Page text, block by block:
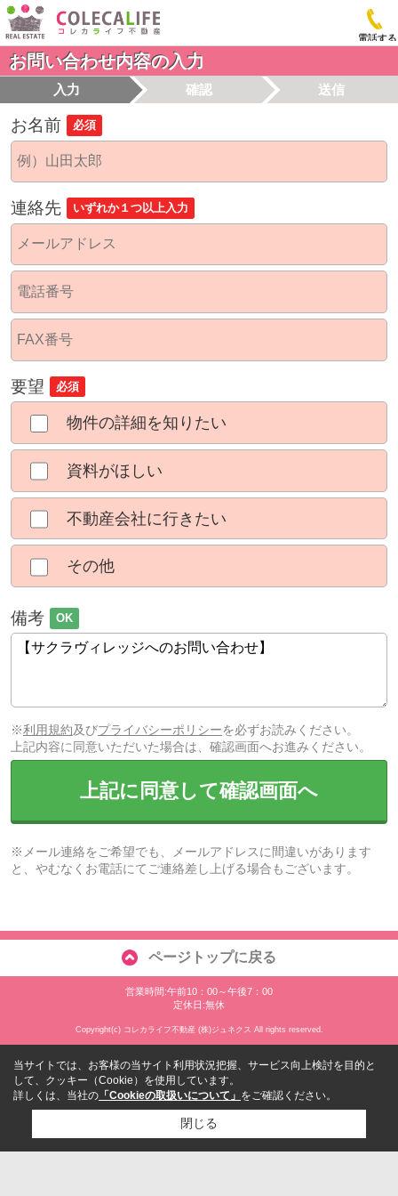
電話する
お問い合わせ内容の入力
入力 確認 送信
お名前 必須
連絡先 いずれか１つ以上入力
要望 必須
物件の詳細を知りたい
資料がほしい
不動産会社に行きたい
その他
備考 OK
※利用規約及びプライバシーポリシーを必ずお読みください。
上記内容に同意いただいた場合は、確認画面へお進みください。
上記に同意して確認画面へ
※メール連絡をご希望でも、メールアドレスに間違いがあります
と、やむなくお電話にてご連絡差し上げる場合もございます。
ページトップに戻る
営業時間:午前10：00～午後7：00
定休日:無休
Copyright(c) コレカライフ不動産 (株)ジュネクス All rights reserved.
当サイトでは、お客様の当サイト利用状況把握、サービス向上検討を目的と
して、クッキー（Cookie）を使用しています。
詳しくは、当社の 「Cookieの取扱いについて」 をご確認ください。
閉じる